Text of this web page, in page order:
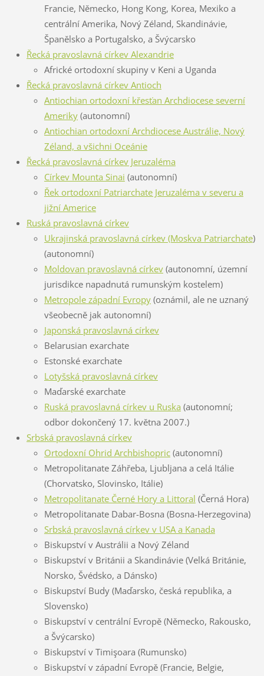
Francie, Německo, Hong Kong, Korea, Mexiko a
centrální Amerika, Nový Zéland, Skandinávie,
Španělsko a Portugalsko, a Švýcarsko
Řecká pravoslavná církev Alexandrie
Africké ortodoxní skupiny v Keni a Uganda
Řecká pravoslavná církev Antioch
Antiochian ortodoxní křesťan Archdiocese severní
Ameriky(autonomní)
Antiochian ortodoxní Archdiocese Austrálie, Nový
Zéland, a všichni Oceánie
Řecká pravoslavná církev Jeruzaléma
Církev Mounta Sinai (autonomní)
Řek ortodoxní Patriarchate Jeruzaléma v severu a
jižní Americe
Ruská pravoslavná církev
Ukrajinská pravoslavná církev (Moskva Patriarchate)
(autonomní)
Moldovan pravoslavná církev(autonomní, územní
jurisdikce napadnutá rumunským kostelem)
Metropole západní Evropy(oznámil, ale ne uznaný
všeobecně jak autonomní)
Japonská pravoslavná církev
Belarusian exarchate
Estonské exarchate
Lotyšská pravoslavná církev
Maďarské exarchate
Ruská pravoslavná církev u Ruska (autonomní;
odbor dokončený 17. května 2007.)
Srbská pravoslavná církev
Ortodoxní Ohrid Archbishopric(autonomní)
Metropolitanate Záhřeba, Ljubljana a celá Itálie
(Chorvatsko, Slovinsko, Itálie)
Metropolitanate Černé Hory a Littoral (Černá Hora)
Metropolitanate Dabar-Bosna (Bosna-Herzegovina)
Srbská pravoslavná církev v USA a Kanada
Biskupství v Austrálii a Nový Zéland
Biskupství v Británii a Skandinávie (Velká Británie,
Norsko, Švédsko, a Dánsko)
Biskupství Budy (Maďarsko, česká republika, a
Slovensko)
Biskupství v centrální Evropě (Německo, Rakousko,
a Švýcarsko)
Biskupství v Timişoara (Rumunsko)
Biskupství v západní Evropě (Francie, Belgie,